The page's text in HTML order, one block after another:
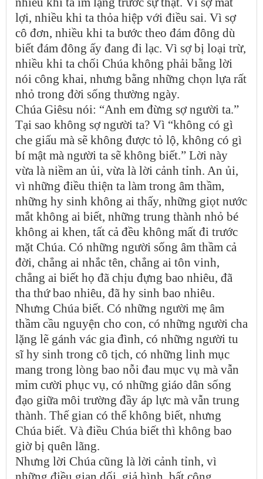
lợi, nhiều khi ta thỏa hiệp với điều sai. Vì sợ
cô đơn, nhiều khi ta bước theo đám đông dù
biết đám đông ấy đang đi lạc. Vì sợ bị loại trừ,
nhiều khi ta chối Chúa không phải bằng lời
nói công khai, nhưng bằng những chọn lựa rất
nhỏ trong đời sống thường ngày.
Chúa Giêsu nói: “Anh em đừng sợ người ta.”
Tại sao không sợ người ta? Vì “không có gì
che giấu mà sẽ không được tỏ lộ, không có gì
bí mật mà người ta sẽ không biết.” Lời này
vừa là niềm an ủi, vừa là lời cảnh tỉnh. An ủi,
vì những điều thiện ta làm trong âm thầm,
những hy sinh không ai thấy, những giọt nước
mắt không ai biết, những trung thành nhỏ bé
không ai khen, tất cả đều không mất đi trước
mặt Chúa. Có những người sống âm thầm cả
đời, chẳng ai nhắc tên, chẳng ai tôn vinh,
chẳng ai biết họ đã chịu đựng bao nhiêu, đã
tha thứ bao nhiêu, đã hy sinh bao nhiêu.
Nhưng Chúa biết. Có những người mẹ âm
thầm cầu nguyện cho con, có những người cha
lặng lẽ gánh vác gia đình, có những người tu
sĩ hy sinh trong cô tịch, có những linh mục
mang trong lòng bao nỗi đau mục vụ mà vẫn
mỉm cười phục vụ, có những giáo dân sống
đạo giữa môi trường đầy áp lực mà vẫn trung
thành. Thế gian có thể không biết, nhưng
Chúa biết. Và điều Chúa biết thì không bao
giờ bị quên lãng.
Nhưng lời Chúa cũng là lời cảnh tỉnh, vì